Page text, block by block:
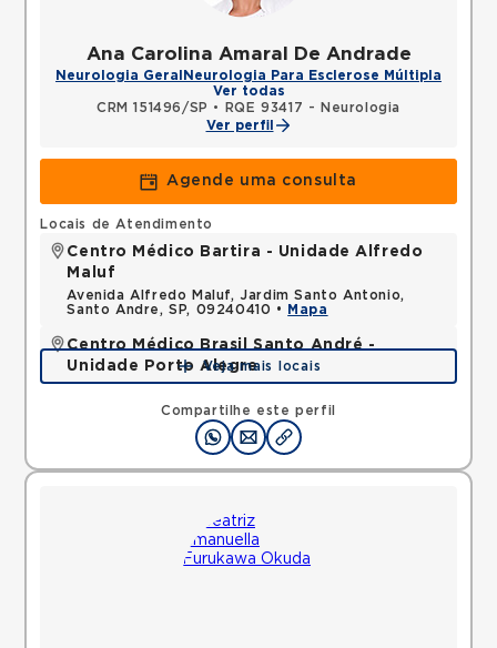
Ana Carolina Amaral De Andrade
Neurologia Geral Neurologia Para Esclerose Múltipla
Ver todas
CRM 151496/SP •
RQE 93417 - Neurologia
Ver perfil
Agende uma consulta
Compartilhe este perfil
Locais de Atendimento
Centro Médico Bartira - Unidade Alfredo
Maluf
Avenida Alfredo Maluf, Jardim Santo Antonio,
Santo Andre, SP, 09240410 •
Mapa
Centro Médico Brasil Santo André -
Unidade Porto Alegre
Rua Porto Alegre, Vila Assuncao, Santo Andre, SP,
Mapa
Veja mais locais